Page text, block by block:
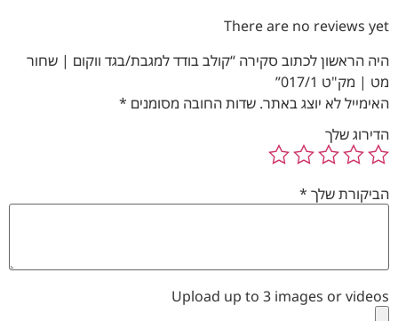
There are no reviews yet
היה הראשון לכתוב סקירה “קולב בודד למגבת/בגד ווקום | שחור
מט | מק"ט 017/1”
האימייל לא יוצג באתר. שדות החובה מסומנים *
הדירוג שלך
הביקורת שלך *
Upload up to 3 images or videos